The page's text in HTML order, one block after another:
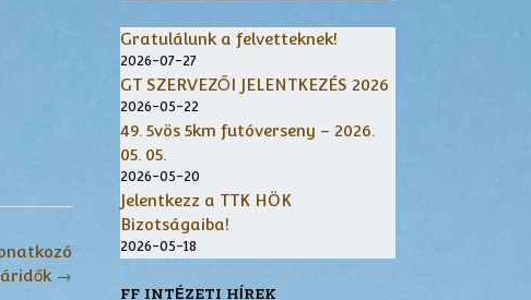
→
Gratulálunk a felvetteknek!
2026-07-27
GT SZERVEZŐI JELENTKEZÉS 2026
2026-05-22
49. 5vös 5km futóverseny – 2026.
05. 05.
2026-05-20
Jelentkezz a TTK HÖK
Bizotságaiba!
2026-05-18
FF INTÉZETI HÍREK